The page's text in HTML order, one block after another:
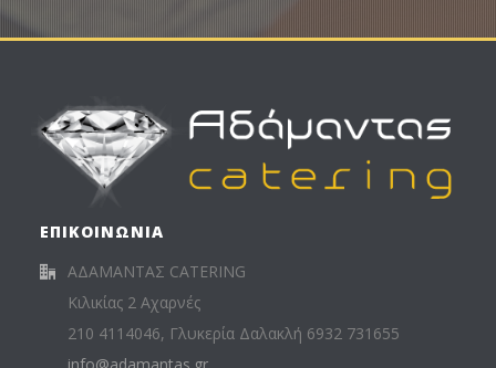
ΕΠΙΚΟΙΝΩΝΙΑ
ΑΔΑΜΑΝΤΑΣ CATERING
Κιλικίας 2 Αχαρνές
210 4114046, Γλυκερία Δαλακλή 6932 731655